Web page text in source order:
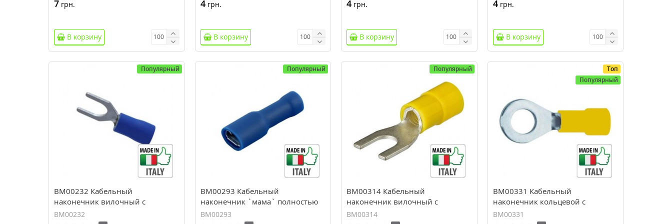
7 грн.
В корзину
4грн.
В корзину
4 грн.
В корзину
4грн.
В корзину
Популярный
BM00232 Кабельный
наконечник вилочный с
изоляцией, сечение 1.5-2.5 мм,
BM00232
Популярный
BM00293 Кабельный
наконечник `мама` полностью
изолированный, сечение 1.5-2.5
BM00293
Популярный
BM00314 Кабельный
наконечник вилочный с
изоляцией, сечение 4-6 мм, М3.5
BM00314
Топ
Популярный
BM00331 Кабельный
наконечник кольцевой с
изоляцией, сечение 4-6 мм, М6
BM00331